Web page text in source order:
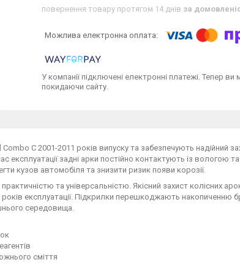
повернення товару протягом 14 днів за
У компанії підключені електронні платежі. Тепер
покидаючи сайту.
C 2001-2011 років випуску та забезпечують надійний
експлуатації задні арки постійно контактують із вологою
кузов автомобіля та знизити ризик появи корозії.
та універсальністю. Якісний захист колісних
експлуатації. Підкрилки перешкоджають накопиченню
середовища.
сміття